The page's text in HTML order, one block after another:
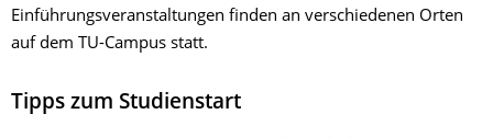
Einführungsveranstaltungen finden an verschiedenen Orten
auf dem TU-Campus statt.
Tipps zum Studienstart